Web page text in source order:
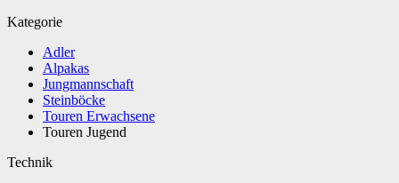
Kategorie
Adler
Alpakas
Jungmannschaft
Steinböcke
Touren Erwachsene
Touren Jugend
Technik